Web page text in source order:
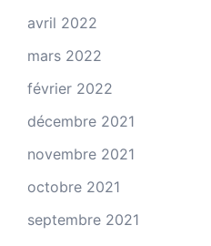
avril 2022
mars 2022
février 2022
décembre 2021
novembre 2021
octobre 2021
septembre 2021